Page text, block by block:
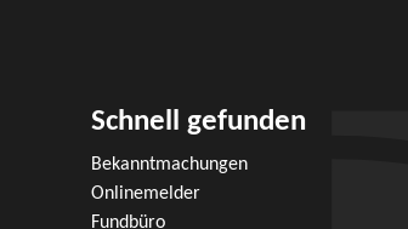
Schnell gefunden
Bekanntmachungen
Onlinemelder
Fundbüro